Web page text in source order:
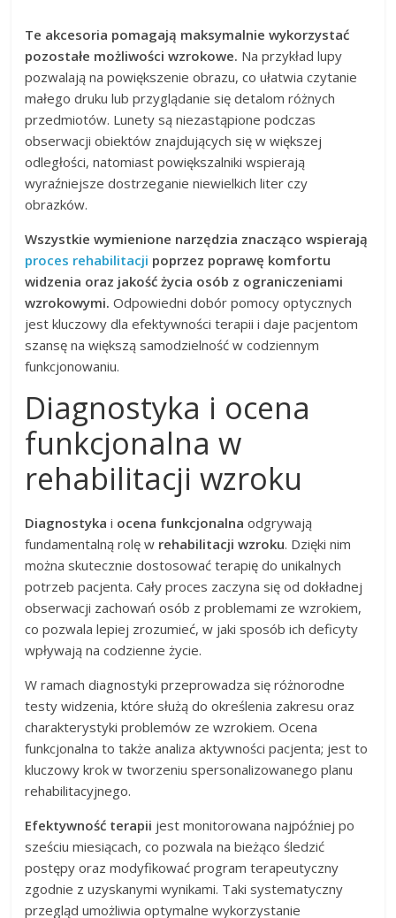
Te akcesoria pomagają maksymalnie wykorzystać
pozostałe możliwości wzrokowe. Na przykład lupy
pozwalają na powiększenie obrazu, co ułatwia czytanie
małego druku lub przyglądanie się detalom różnych
przedmiotów. Lunety są niezastąpione podczas
obserwacji obiektów znajdujących się w większej
odległości, natomiast powiększalniki wspierają
wyraźniejsze dostrzeganie niewielkich liter czy
obrazków.
Wszystkie wymienione narzędzia znacząco wspierają
proces rehabilitacji poprzez poprawę komfortu
widzenia oraz jakość życia osób z ograniczeniami
wzrokowymi. Odpowiedni dobór pomocy optycznych
jest kluczowy dla efektywności terapii i daje pacjentom
szansę na większą samodzielność w codziennym
funkcjonowaniu.
Diagnostyka i ocena
funkcjonalna w
rehabilitacji wzroku
Diagnostyka i ocena funkcjonalna odgrywają
fundamentalną rolę w rehabilitacji wzroku. Dzięki nim
można skutecznie dostosować terapię do unikalnych
potrzeb pacjenta. Cały proces zaczyna się od dokładnej
obserwacji zachowań osób z problemami ze wzrokiem,
co pozwala lepiej zrozumieć, w jaki sposób ich deficyty
wpływają na codzienne życie.
W ramach diagnostyki przeprowadza się różnorodne
testy widzenia, które służą do określenia zakresu oraz
charakterystyki problemów ze wzrokiem. Ocena
funkcjonalna to także analiza aktywności pacjenta; jest to
kluczowy krok w tworzeniu spersonalizowanego planu
rehabilitacyjnego.
Efektywność terapii jest monitorowana najpóźniej po
sześciu miesiącach, co pozwala na bieżąco śledzić
postępy oraz modyfikować program terapeutyczny
zgodnie z uzyskanymi wynikami. Taki systematyczny
przegląd umożliwia optymalne wykorzystanie